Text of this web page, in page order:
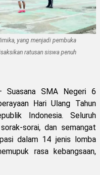
yang menjadi pembuka
ratusan siswa penuh
Suasana SMA Negeri 6
Hari Ulang Tahun
Indonesia. Seluruh
sorai, dan semangat
dalam 14 jenis lomba
rasa kebangsaan,